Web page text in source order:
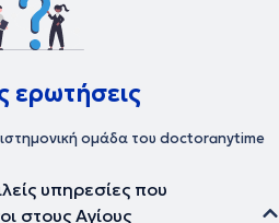
επείγοντα και
της ευρύτερης παθολογίας,
υγείας, με έμφαση στην
εξατομικευμένα και
ερωτήσεις
ομάδα του doctoranytime
υπηρεσίες που
στους Αγίους